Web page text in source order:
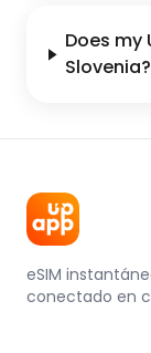
Does my
Slovenia?
eSIM
conectado en